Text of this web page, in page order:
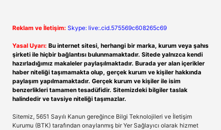
Reklam ve İletişim: Skype: live:.cid.575569c608265c69
Yasal Uyarı: Bu internet sitesi, herhangi bir marka, kurum veya şahıs
şirketi ile hiçbir bağlantısı bulunmamaktadır. Sitede yalnızca kendi
hazırladığımız makaleler paylaşılmaktadır. Burada yer alan içerikler
haber niteliği taşımamakta olup, gerçek kurum ve kişiler hakkında
paylaşım yapılmamaktadır. Gerçek kurum ve kişiler ile isim
benzerlikleri tamamen tesadüfidir. Sitemizdeki bilgiler taslak
halindedir ve tavsiye niteliği taşımazlar.
Sitemiz, 5651 Sayılı Kanun gereğince Bilgi Teknolojileri ve İletişim
Kurumu (BTK) tarafından onaylanmış bir Yer Sağlayıcı olarak hizmet